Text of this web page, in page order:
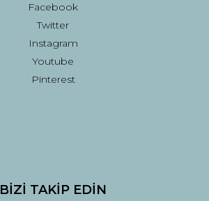
Facebook
Twitter
Instagram
Youtube
Pinterest
BİZİ TAKİP EDİN